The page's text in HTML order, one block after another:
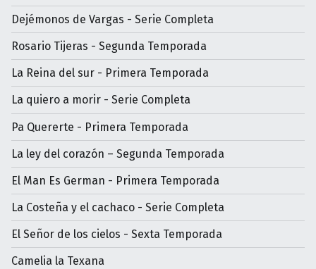
Dejémonos de Vargas - Serie Completa
Rosario Tijeras - Segunda Temporada
La Reina del sur - Primera Temporada
La quiero a morir - Serie Completa
Pa Quererte - Primera Temporada
La ley del corazón – Segunda Temporada
El Man Es German - Primera Temporada
La Costeña y el cachaco - Serie Completa
El Señor de los cielos - Sexta Temporada
Camelia la Texana